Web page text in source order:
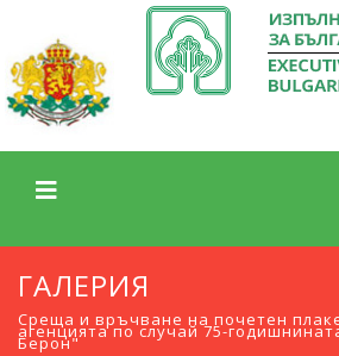
ГАЛЕРИЯ
Среща и връчване на почетен
агенцията по случай 75-
Берон"